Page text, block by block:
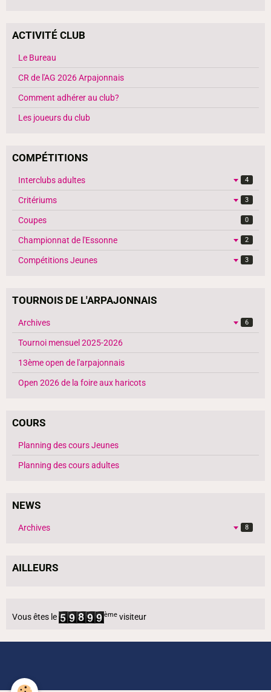
ACTIVITÉ CLUB
Le Bureau
CR de l'AG 2026 Arpajonnais
Comment adhérer au club?
Les joueurs du club
COMPÉTITIONS
Interclubs adultes 4
Critériums 3
Coupes 0
Championnat de l'Essonne 2
Compétitions Jeunes 3
TOURNOIS DE L'ARPAJONNAIS
Archives 6
Tournoi mensuel 2025-2026
13ème open de l'arpajonnais
Open 2026 de la foire aux haricots
COURS
Planning des cours Jeunes
Planning des cours adultes
NEWS
Archives 8
AILLEURS
Vous êtes le ème visiteur